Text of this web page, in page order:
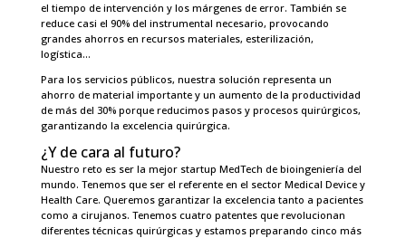
el tiempo de intervención y los márgenes de error. También se
reduce casi el 90% del instrumental necesario, provocando
grandes ahorros en recursos materiales, esterilización,
logística…
Para los servicios públicos, nuestra solución representa un
ahorro de material importante y un aumento de la productividad
de más del 30% porque reducimos pasos y procesos quirúrgicos,
garantizando la excelencia quirúrgica.
¿Y de cara al futuro?
Nuestro reto es ser la mejor startup MedTech de bioingeniería del
mundo. Tenemos que ser el referente en el sector Medical Device y
Health Care. Queremos garantizar la excelencia tanto a pacientes
como a cirujanos. Tenemos cuatro patentes que revolucionan
diferentes técnicas quirúrgicas y estamos preparando cinco más